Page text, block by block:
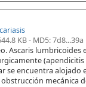
KB - MD5: 7d8...39a
Ascaris lumbricoides
(apendicitis
se encuentra alojado
mecánica